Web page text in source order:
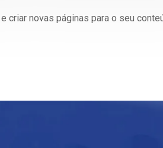
criar novas páginas para o seu